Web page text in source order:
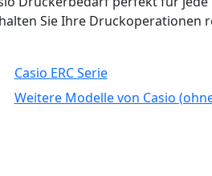
Sie Ihre Druckoperationen
Casio ERC Serie
Weitere Modelle von Casio